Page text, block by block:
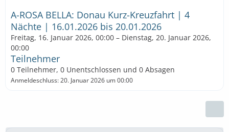
A-ROSA BELLA: Donau Kurz-Kreuzfahrt | 4
Nächte | 16.01.2026 bis 20.01.2026
Freitag, 16. Januar 2026, 00:00 – Dienstag, 20. Januar 2026,
00:00
Teilnehmer
0 Teilnehmer, 0 Unentschlossen und 0 Absagen
Anmeldeschluss: 20. Januar 2026 um 00:00